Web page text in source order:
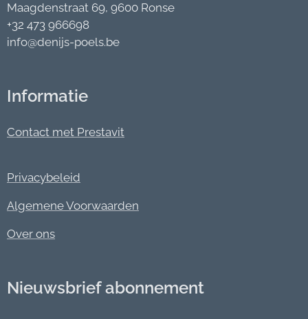
Maagdenstraat 69, 9600 Ronse
+32 473 966698
info@denijs-poels.be
Informatie
Contact met Prestavit
Privacybeleid
Algemene Voorwaarden
Over ons
Nieuwsbrief abonnement